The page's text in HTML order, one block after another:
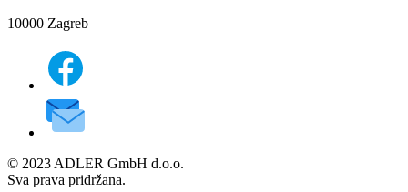
10000 Zagreb
© 2023 ADLER GmbH d.o.o.
Sva prava pridržana.